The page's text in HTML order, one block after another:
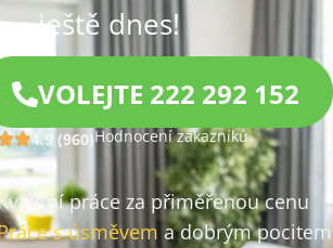
ještě dnes!
VOLEJTE 222 292 152
4.9 (960)Hodnocení zákazníků
práce za přiměřenou cenu
s úsměvem a dobrým pocitem